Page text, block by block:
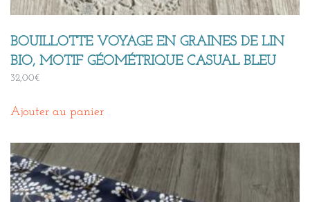
BOUILLOTTE VOYAGE EN GRAINES DE LIN
BIO, MOTIF GÉOMÉTRIQUE CASUAL BLEU
32,00€
Ajouter au panier